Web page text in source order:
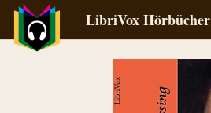
LibriVox Hörbücher